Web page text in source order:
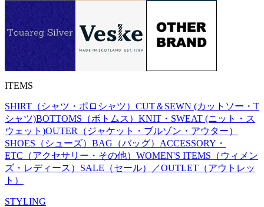
ITEMS
SHIRT（シャツ・ポロシャツ） CUT＆SEWN (カットソー・T
シャツ)BOTTOMS（ボトムス） KNIT・SWEAT (ニット・ス
ウェット)OUTER（ジャケット・ブルゾン・アウター）
SHOES（シューズ） BAG（バッグ） ACCESSORY・
ETC（アクセサリー・その他） WOMEN'S ITEMS（ウィメン
ズ・レディース） SALE（セール）／OUTLET（アウトレッ
ト）
STYLING